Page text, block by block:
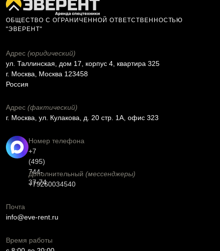
ОБЩЕСТВО С ОГРАНИЧЕННОЙ ОТВЕТСТВЕННОСТЬЮ
"ЭВЕРЕНТ"
Адрес (юридический)
ул. Таллинская, дом 17, корпус 4, квартира 325
г. Москва, Москва 123458
Россия
Адрес (фактический)
г. Москва, ул. Кулакова, д. 20 стр. 1А, офис 323
Номер телефона
+7
(495)
744-
37-74
Дополнительный (мессенджеры)
+79260034540
Почта
info@eve-rent.ru
Время работы